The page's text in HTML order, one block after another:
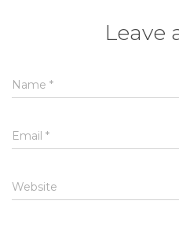
Leave
Name *
Email *
Website